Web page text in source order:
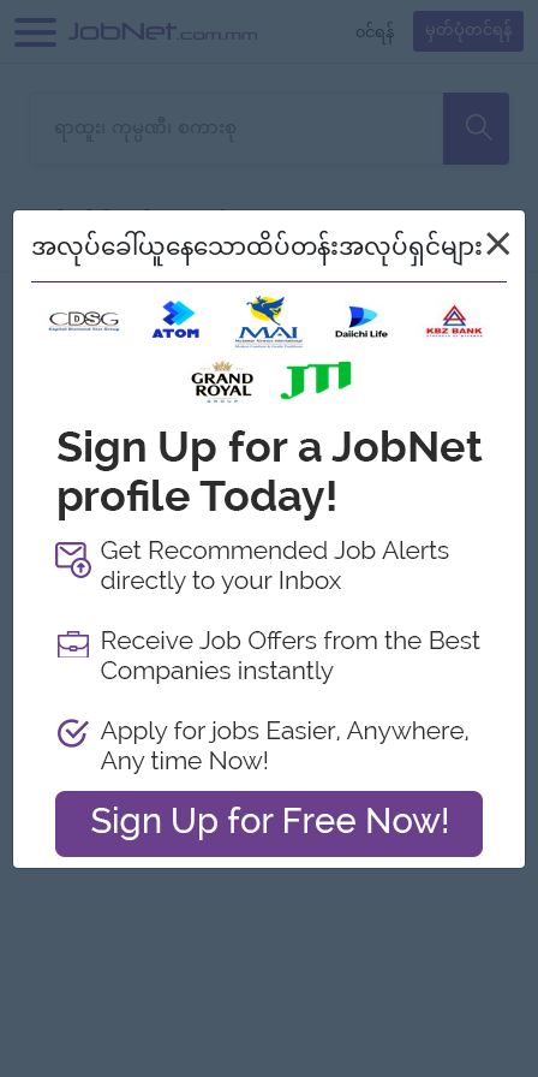
၀င်ရန် မှတ်ပုံတင်ရန်
သော အလုပ်မရှိသေးပါ။
စစ်ရန် စဉ်၍ကြည့်မည်
Myanmar
အလုပ်ခေါ်ယူနေသောထိပ်တန်းအလုပ်ရှင်များ×